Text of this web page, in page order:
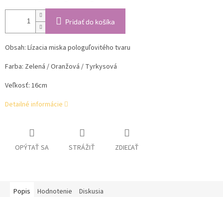
Pridať do košíka
Obsah: Lízacia miska pologuľovitého tvaru
Farba: Zelená / Oranžová / Tyrkysová
Veľkosť: 16cm
Detailné informácie
OPÝTAŤ SA STRÁŽIŤ ZDIEĽAŤ
Popis Hodnotenie Diskusia